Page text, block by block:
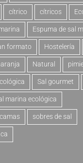
cítrico cítricos
Espuma de sal
formato Hostelería
Natural
Sal gourmet
marina ecológica
sobres de sal